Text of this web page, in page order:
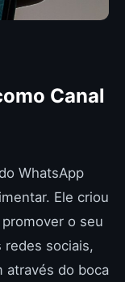
Canal
WhatsApp
Ele criou
o seu
redes sociais,
através do boca